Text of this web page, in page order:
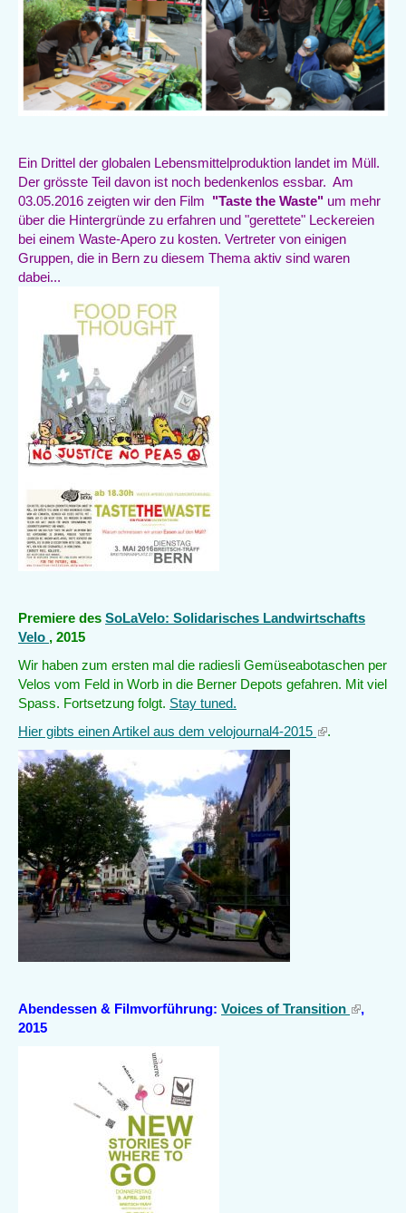
Ein Drittel der globalen Lebensmittelproduktion landet im Müll.
Der grösste Teil davon ist noch bedenkenlos essbar. Am
03.05.2016 zeigten wir den Film "Taste the Waste" um mehr
über die Hintergründe zu erfahren und "gerettete" Leckereien
bei einem Waste-Apero zu kosten. Vertreter von einigen
Gruppen, die in Bern zu diesem Thema aktiv sind waren
dabei...
Premiere des SoLaVelo: Solidarisches Landwirtschafts
Velo , 2015
Wir haben zum ersten mal die radiesli Gemüseabotaschen per
Velos vom Feld in Worb in die Berner Depots gefahren. Mit viel
Spass. Fortsetzung folgt. Stay tuned.
Hier gibts einen Artikel aus dem velojournal4-2015 (link
.
Abendessen & Filmvorführung: Voices of Transition (link
,
2015